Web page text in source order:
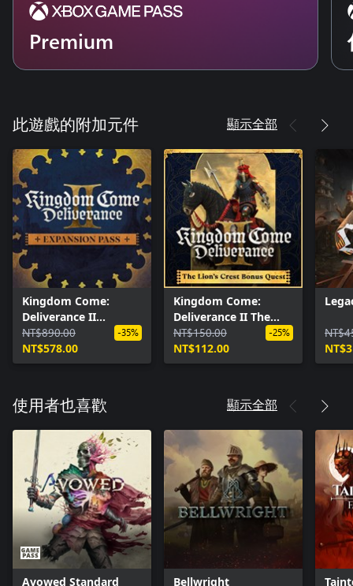
Premium
此遊戲的附加元件 顯示全部
Kingdom Come:
Deliverance II
Expansion Pass
NT$890.00
NT$578.00
-35%
Kingdom Come:
Deliverance II The
Lion’s Crest
NT$150.00
NT$112.00
-25%
使用者也喜歡 顯示全部
Avowed Standard Bellwright